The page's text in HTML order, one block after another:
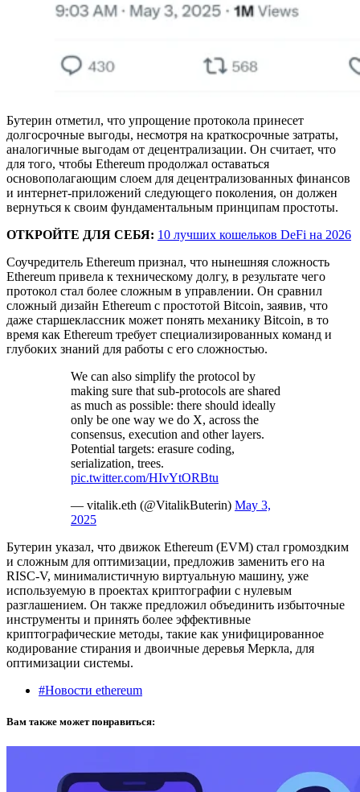
Бутерин отметил, что упрощение протокола принесет
долгосрочные выгоды, несмотря на краткосрочные затраты,
аналогичные выгодам от децентрализации. Он считает, что
для того, чтобы Ethereum продолжал оставаться
основополагающим слоем для децентрализованных финансов
и интернет-приложений следующего поколения, он должен
вернуться к своим фундаментальным принципам простоты.
ОТКРОЙТЕ ДЛЯ СЕБЯ: 10 лучших кошельков DeFi на 2026
Соучредитель Ethereum признал, что нынешняя сложность
Ethereum привела к техническому долгу, в результате чего
протокол стал более сложным в управлении. Он сравнил
сложный дизайн Ethereum с простотой Bitcoin, заявив, что
даже старшеклассник может понять механику Bitcoin, в то
время как Ethereum требует специализированных команд и
глубоких знаний для работы с его сложностью.
We can also simplify the protocol by
making sure that sub-protocols are shared
as much as possible: there should ideally
only be one way we do X, across the
consensus, execution and other layers.
Potential targets: erasure coding,
serialization, trees.
pic.twitter.com/HIvYtORBtu
— vitalik.eth (@VitalikButerin) May 3,
2025
Бутерин указал, что движок Ethereum (EVM) стал громоздким
и сложным для оптимизации, предложив заменить его на
RISC-V, минималистичную виртуальную машину, уже
используемую в проектах криптографии с нулевым
разглашением. Он также предложил объединить избыточные
инструменты и принять более эффективные
криптографические методы, такие как унифицированное
кодирование стирания и двоичные деревья Меркла, для
оптимизации системы.
#Новости ethereum
Вам также может понравиться: